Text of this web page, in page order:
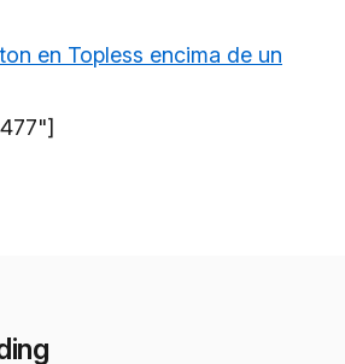
en Topless encima de un